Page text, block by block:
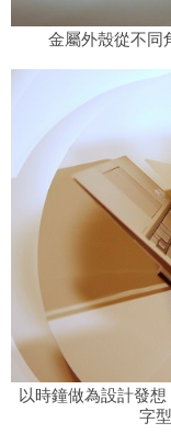
金屬外殼從不同
以時鐘做為設計發
字